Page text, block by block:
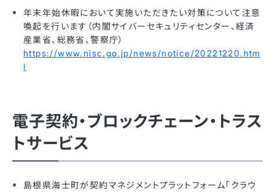
年末年始休暇において実施いただきたい対策について注意
喚起を行います（内閣サイバーセキュリティセンター、経済
産業省、総務省、警察庁）
https://www.nisc.go.jp/news/notice/20221220.htm
l
電子契約・ブロックチェーン・トラス
トサービス
島根県海士町が契約マネジメントプラットフォーム「クラウ